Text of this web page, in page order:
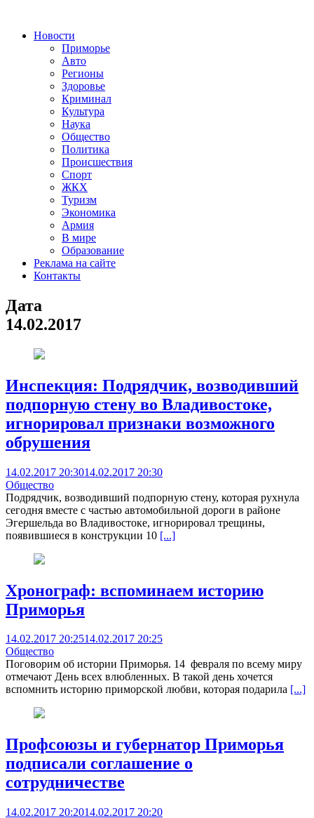
Новости
Приморье
Авто
Регионы
Здоровье
Криминал
Культура
Наука
Общество
Политика
Происшествия
Спорт
ЖКХ
Туризм
Экономика
Армия
В мире
Образование
Реклама на сайте
Контакты
Дата
14.02.2017
Инспекция: Подрядчик, возводивший
подпорную стену во Владивостоке,
игнорировал признаки возможного
обрушения
14.02.2017 20:3014.02.2017 20:30
Общество
Подрядчик, возводивший подпорную стену, которая рухнула
сегодня вместе с частью автомобильной дороги в районе
Эгершельда во Владивостоке, игнорировал трещины,
появившиеся в конструкции 10 [...]
Хронограф: вспоминаем историю
Приморья
14.02.2017 20:2514.02.2017 20:25
Общество
Поговорим об истории Приморья. 14 февраля по всему миру
отмечают День всех влюбленных. В такой день хочется
вспомнить историю приморской любви, которая подарила [...]
Профсоюзы и губернатор Приморья
подписали соглашение о
сотрудничестве
14.02.2017 20:2014.02.2017 20:20